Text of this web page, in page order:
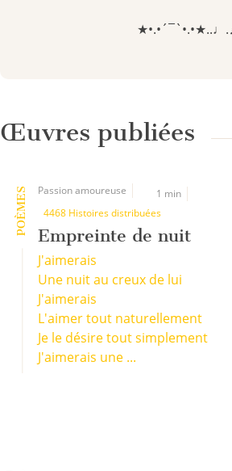
Œuvres publiées
POÈMES Passion amoureuse
1 min
4468 Histoires distribuées
Empreinte de nuit
J'aimerais
Une nuit au creux de lui
J'aimerais
L'aimer tout naturellement
Je le désire tout simplement
J'aimerais une ...